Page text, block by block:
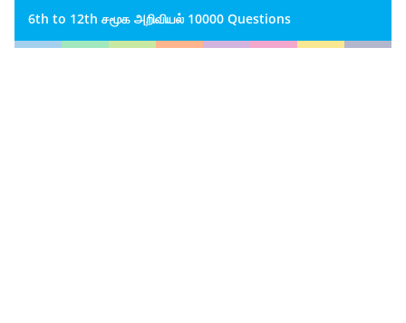
6th to 12th சமூக அறிவியல் 10000 Questions